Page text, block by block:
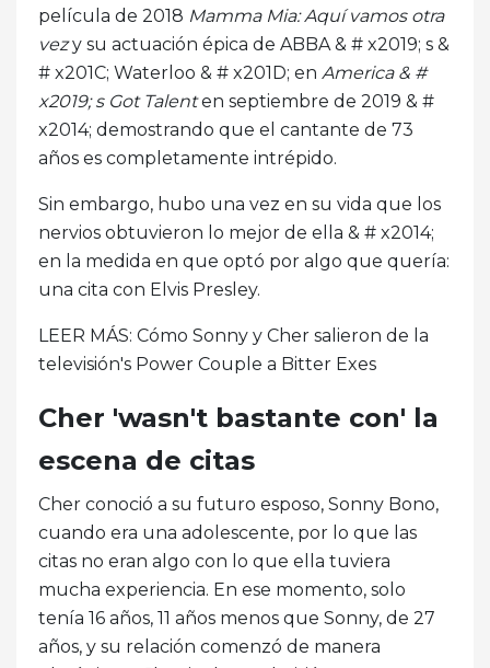
película de 2018 Mamma Mia: Aquí vamos otra
vezy su actuación épica de ABBA & # x2019; s &
# x201C; Waterloo & # x201D; en America & #
x2019; s Got Talenten septiembre de 2019 & #
x2014; demostrando que el cantante de 73
años es completamente intrépido.
Sin embargo, hubo una vez en su vida que los
nervios obtuvieron lo mejor de ella & # x2014;
en la medida en que optó por algo que quería:
una cita con Elvis Presley.
LEER MÁS: Cómo Sonny y Cher salieron de la
televisión's Power Couple a Bitter Exes
Cher 'wasn't bastante con' la
escena de citas
Cher conoció a su futuro esposo, Sonny Bono,
cuando era una adolescente, por lo que las
citas no eran algo con lo que ella tuviera
mucha experiencia. En ese momento, solo
tenía 16 años, 11 años menos que Sonny, de 27
años, y su relación comenzó de manera